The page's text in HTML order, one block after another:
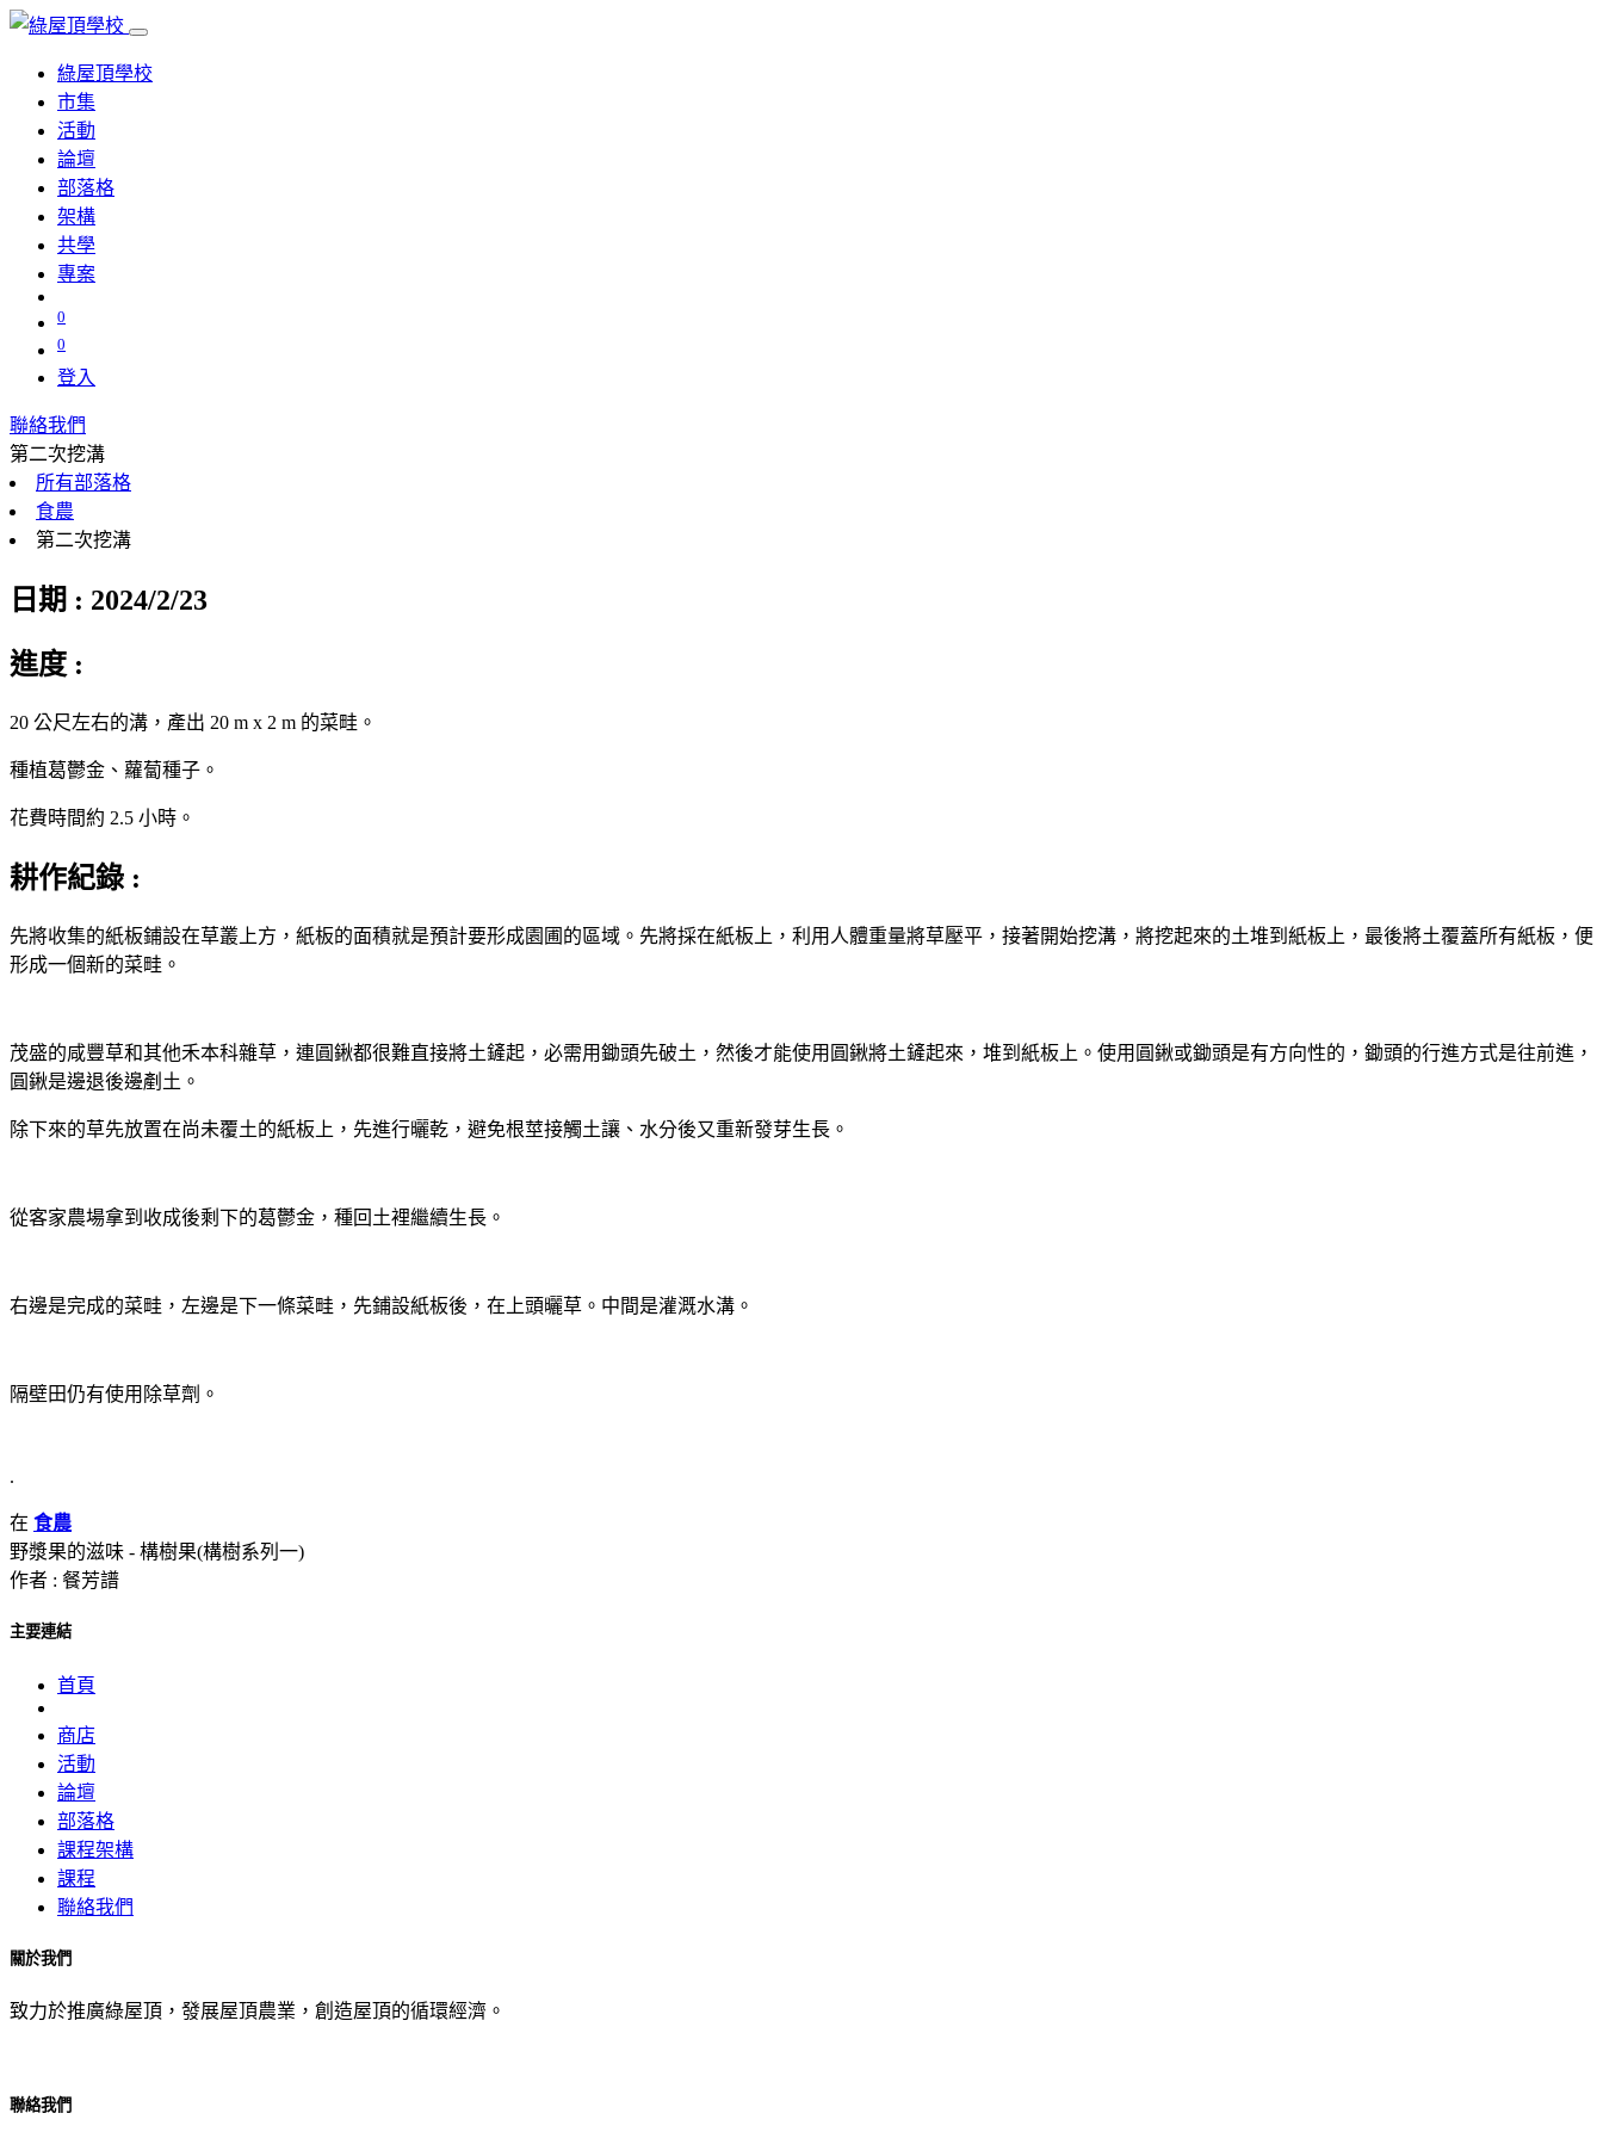
綠屋頂學校
市集
活動
論壇
部落格
架構
共學
專案
0
0
登入
聯絡我們
第二次挖溝
所有部落格
食農
第二次挖溝
日期 : 2024/2/23
進度 :
20 公尺左右的溝，產出 20 m x 2 m 的菜畦。
種植葛鬱金、蘿蔔種子。
花費時間約 2.5 小時。
耕作紀錄 :
先將收集的紙板鋪設在草叢上方，紙板的面積就是預計要形成園圃的區域。先將採在紙板上，利用人體重量將草壓平，接著開始挖溝，將挖起來的土堆到紙板上，最後將土覆蓋所有紙板，便
形成一個新的菜畦。
茂盛的咸豐草和其他禾本科雜草，連圓鍬都很難直接將土鏟起，必需用鋤頭先破土，然後才能使用圓鍬將土鏟起來，堆到紙板上。使用圓鍬或鋤頭是有方向性的，鋤頭的行進方式是往前進，
圓鍬是邊退後邊剷土。
除下來的草先放置在尚未覆土的紙板上，先進行曬乾，避免根莖接觸土讓、水分後又重新發芽生長。
從客家農場拿到收成後剩下的葛鬱金，種回土裡繼續生長。
右邊是完成的菜畦，左邊是下一條菜畦，先鋪設紙板後，在上頭曬草。中間是灌溉水溝。
隔壁田仍有使用除草劑。
.
在 食農
野漿果的滋味 - 構樹果(構樹系列一)
作者 : 餐芳譜
主要連結
首頁
商店
活動
論壇
部落格
課程架構
課程
聯絡我們
關於我們
致力於推廣綠屋頂，發展屋頂農業，創造屋頂的循環經濟。
聯絡我們